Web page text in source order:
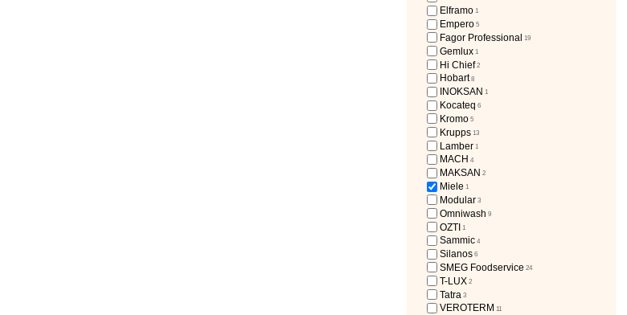
Elframo 1
Empero 5
Fagor Professional 19
Gemlux 1
Hi Chief 2
Hobart 8
INOKSAN 1
Kocateq 6
Kromo 5
Krupps 13
Lamber 1
MACH 4
MAKSAN 2
Miele 1
Modular 3
Omniwash 9
OZTI 1
Sammic 4
Silanos 6
SMEG Foodservice 24
T-LUX 2
Tatra 3
VEROTERM 11